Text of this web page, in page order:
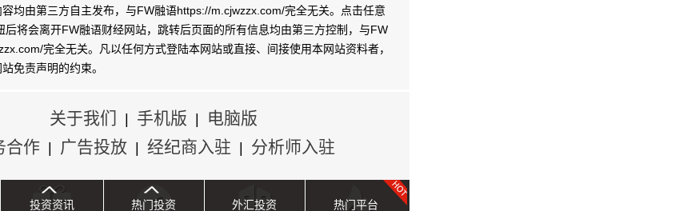
均由第三方自主发布，与FW融语https://m.cjwzzx.com/完全无关。点击任意
后将会离开FW融语财经网站，跳转后页面的所有信息均由第三方控制，与FW
完全无关。凡以任何方式登陆本网站或直接、间接使用本网站资料者，
站免责声明的约束。
关于我们 手机版
电脑版
合作
广告投放 经纪商入驻 分析师入驻
投资资讯 热门投资 外汇投资 热门平台